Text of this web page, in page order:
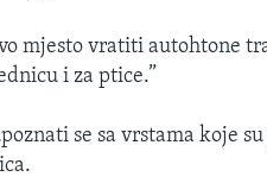
mjesto vratiti autohtone
i za ptice.”
se sa vrstama koje